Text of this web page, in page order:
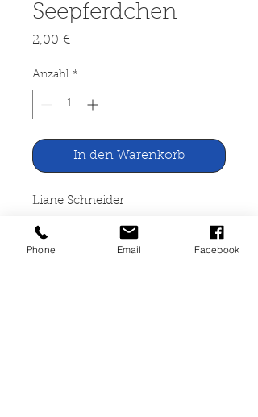
Seepferdchen
2,00 €Preis
Anzahl *
In den Warenkorb
Liane Schneider
Conni macht das Seepferdchen
Phone Email Facebook